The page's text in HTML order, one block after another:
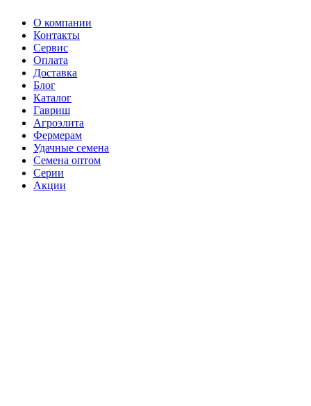
О компании
Контакты
Сервис
Оплата
Доставка
Блог
Каталог
Гавриш
Агроэлита
Фермерам
Удачные семена
Семена оптом
Серии
Акции